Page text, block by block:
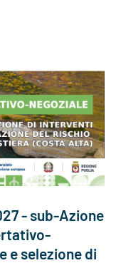
- sub-Azione
e selezione di